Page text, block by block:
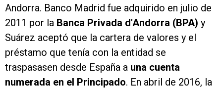
Andorra. Banco Madrid fue adquirido en julio de
2011 por la Banca Privada d'Andorra (BPA) y
Suárez aceptó que la cartera de valores y el
préstamo que tenía con la entidad se
traspasasen desde España a una cuenta
numerada en el Principado. En abril de 2016, la